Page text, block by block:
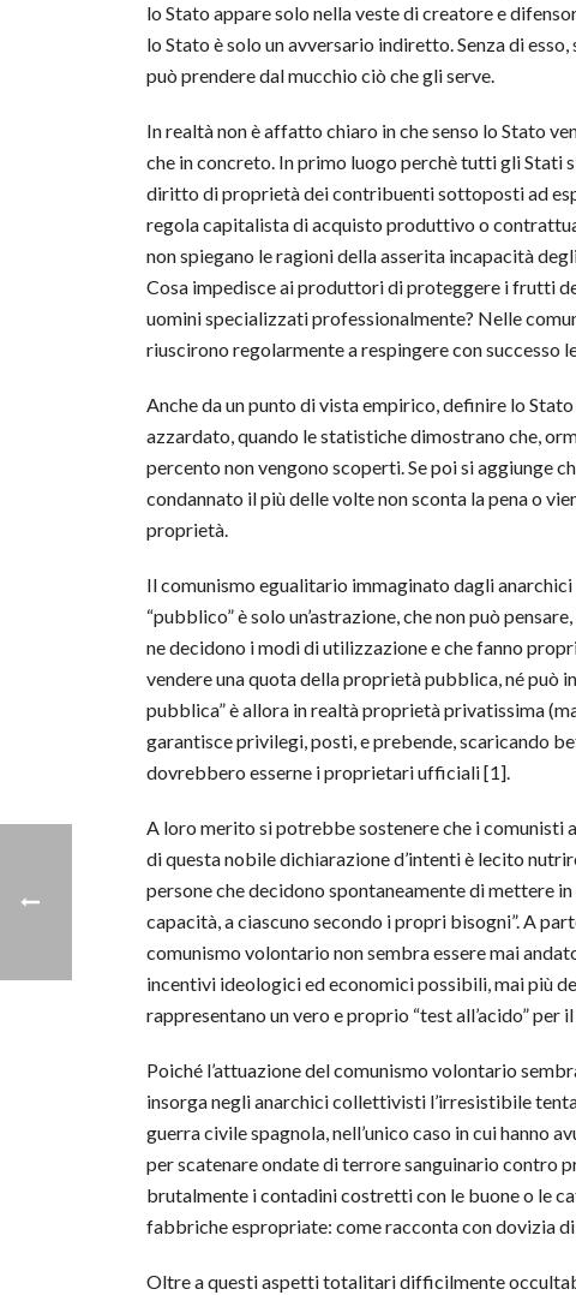
lo Stato appare solo nella veste di creatore e
lo Stato è solo un avversario indiretto. Senza di
può prendere dal mucchio ciò che gli serve.
In realtà non è affatto chiaro in che senso lo Stato
che in concreto. In primo luogo perchè tutti gli Stati
diritto di proprietà dei contribuenti sottoposti ad
regola capitalista di acquisto produttivo o
non spiegano le ragioni della asserita incapacità
Cosa impedisce ai produttori di proteggere i frutti
uomini specializzati professionalmente? Nelle
riuscirono regolarmente a respingere con successo
Anche da un punto di vista empirico, definire lo
azzardato, quando le statistiche dimostrano che,
percento non vengono scoperti. Se poi si aggiunge
condannato il più delle volte non sconta la pena o
proprietà.
Il comunismo egualitario immaginato dagli
“pubblico” è solo un’astrazione, che non può
ne decidono i modi di utilizzazione e che fanno
vendere una quota della proprietà pubblica, né può
pubblica” è allora in realtà proprietà privatissima
garantisce privilegi, posti, e prebende, scaricando
dovrebbero esserne i proprietari ufficiali [1].
A loro merito si potrebbe sostenere che i comunisti
di questa nobile dichiarazione d’intenti è lecito
persone che decidono spontaneamente di mettere
capacità, a ciascuno secondo i propri bisogni”. A
comunismo volontario non sembra essere mai
incentivi ideologici ed economici possibili, mai più
rappresentano un vero e proprio “test all’acido” per
Poiché l’attuazione del comunismo volontario
insorga negli anarchici collettivisti l’irresistibile
guerra civile spagnola, nell’unico caso in cui hanno
per scatenare ondate di terrore sanguinario contro
brutalmente i contadini costretti con le buone o le
fabbriche espropriate: come racconta con dovizia
Oltre a questi aspetti totalitari difficilmente